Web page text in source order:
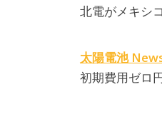
北電がメキシ
太陽電池
初期費用ゼロ